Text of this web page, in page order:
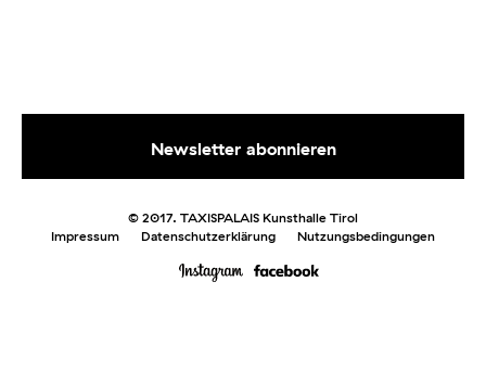
© 2017. TAXISPALAIS Kunsthalle Tirol
Impressum
Datenschutzerklärung Nutzungsbedingungen